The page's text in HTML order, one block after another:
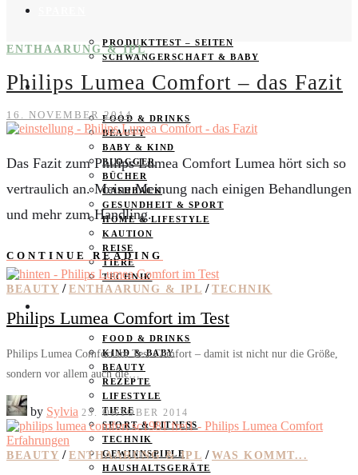
PRODUKTTEST – SEITEN
SCHWANGERSCHAFT & BABY
PRODUKTTESTER GESUCHT
FOOD & DRINKS
BEAUTY
BABY & KIND
BLOGGER
BÜCHER
CASHBACK
GESUNDHEIT & SPORT
HOME & LIFESTYLE
KAUTION
REISE
TIERE
TECHNIK
FOOD & DRINKS
KIND & BABY
BEAUTY
REZEPTE
LIFESTYLE
TIERE
SPORT & FITNESS
TECHNIK
GEWINNSPIELE
HAUSHALTSGERÄTE
ENTHAARUNG & IPL
Philips Lumea Comfort – das Fazit
16. NOVEMBER 2014
Das Fazit zum Philips Lumea Comfort Lumea hört sich so
vertraulich an. Meine Meinung nach einigen Behandlungen
und mehr zum Handling.
CONTINUE READING
BEAUTY / ENTHAARUNG & IPL / TECHNIK
Philips Lumea Comfort im Test
Philips Lumea Comfort im Test Comfort – damit ist nicht nur die Größe,
sondern vor allem auch die…
by Sylvia 23. OKTOBER 2014
BEAUTY / ENTHAARUNG & IPL / WAS KOMMT...